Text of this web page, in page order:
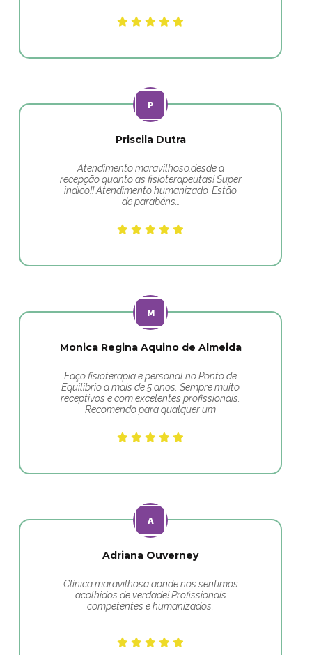
Priscila Dutra
Atendimento maravilhoso,desde a
recepção quanto as fisioterapeutas! Super
indico!! Atendimento humanizado. Estão
de parabéns…
Monica Regina Aquino de Almeida
Faço fisioterapia e personal no Ponto de
Equilibrio a mais de 5 anos. Sempre muito
receptivos e com excelentes profissionais.
Recomendo para qualquer um
Adriana Ouverney
Clínica maravilhosa aonde nos sentimos
acolhidos de verdade! Profissionais
competentes e humanizados.